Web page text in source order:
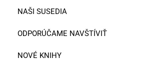
NAŠI SUSEDIA
ODPORÚČAME NAVŠTÍVIŤ
NOVÉ KNIHY